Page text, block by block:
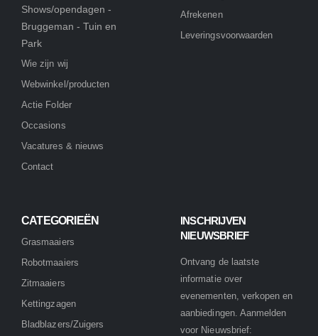
Shows/opendagen -
Bruggeman - Tuin en
Park
Wie zijn wij
Webwinkel/producten
Actie Folder
Occasions
Vacatures & nieuws
Contact
Afrekenen
Leveringsvoorwaarden
CATEGORIEËN
Grasmaaiers
Robotmaaiers
Zitmaaiers
Kettingzagen
Bladblazers/Zuigers
INSCHRIJVEN
NIEUWSBRIEF
Ontvang de laatste
informatie over
evenementen, verkopen en
aanbiedingen. Aanmelden
voor Nieuwsbrief: